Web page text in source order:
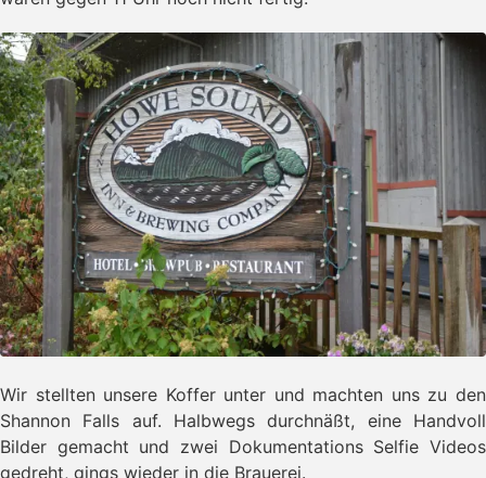
Wir stellten unsere Koffer unter und machten uns zu den
Shannon Falls auf. Halbwegs durchnäßt, eine Handvoll
Bilder gemacht und zwei Dokumentations Selfie Videos
gedreht, gings wieder in die Brauerei.